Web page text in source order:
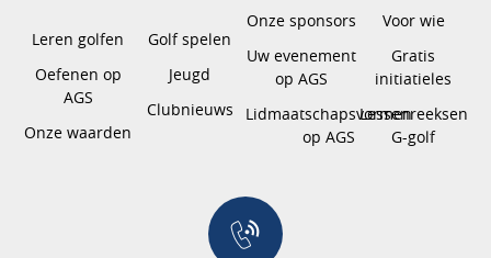
Leren golfen
Oefenen op
AGS
Onze waarden
Golf spelen
Jeugd
Clubnieuws
Onze sponsors
Uw evenement
op AGS
Lidmaatschapsvormen
op AGS
Voor wie
Gratis
initiatieles
Lessenreeksen
G-golf